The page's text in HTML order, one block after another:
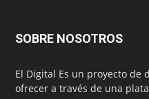
SOBRE NOSOTROS
El Digital Es un proyecto de
ofrecer a través de una